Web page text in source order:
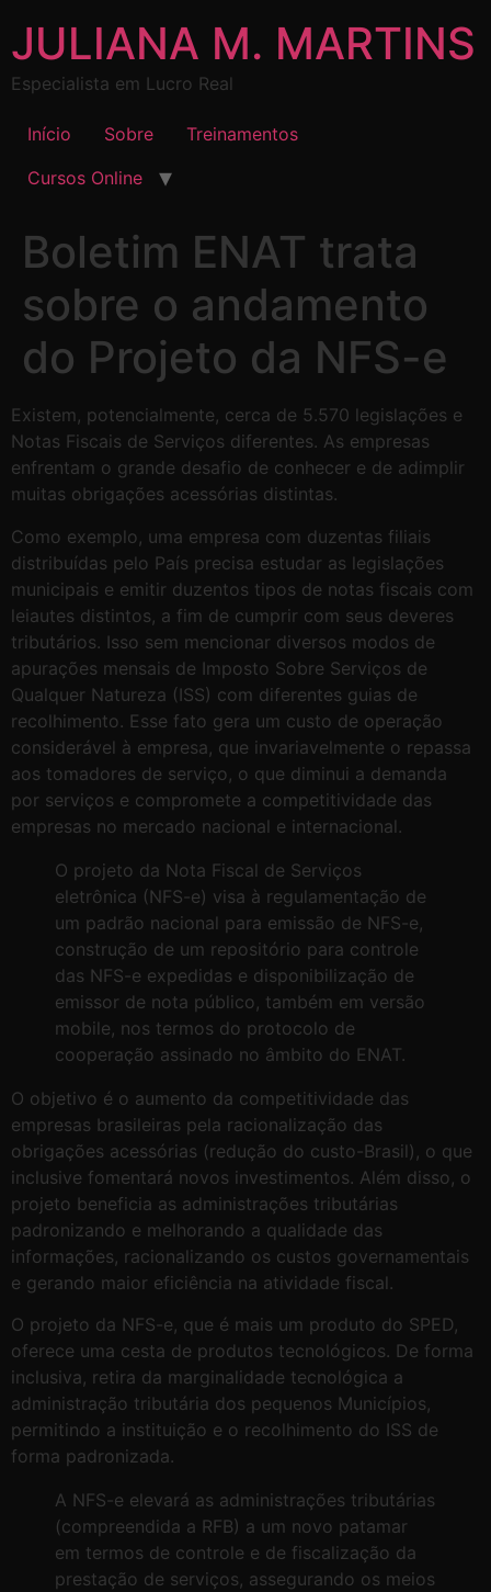
JULIANA M. MARTINS
Especialista em Lucro Real
Início Sobre
Treinamentos
Cursos Online
Boletim ENAT trata
sobre o andamento
do Projeto da NFS-e
Existem, potencialmente, cerca de 5.570 legislações e
Notas Fiscais de Serviços diferentes. As empresas
enfrentam o grande desafio de conhecer e de adimplir
muitas obrigações acessórias distintas.
Como exemplo, uma empresa com duzentas filiais
distribuídas pelo País precisa estudar as legislações
municipais e emitir duzentos tipos de notas fiscais com
leiautes distintos, a fim de cumprir com seus deveres
tributários. Isso sem mencionar diversos modos de
apurações mensais de Imposto Sobre Serviços de
Qualquer Natureza (ISS) com diferentes guias de
recolhimento. Esse fato gera um custo de operação
considerável à empresa, que invariavelmente o repassa
aos tomadores de serviço, o que diminui a demanda
por serviços e compromete a competitividade das
empresas no mercado nacional e internacional.
O projeto da Nota Fiscal de Serviços
eletrônica (NFS-e) visa à regulamentação de
um padrão nacional para emissão de NFS-e,
construção de um repositório para controle
das NFS-e expedidas e disponibilização de
emissor de nota público, também em versão
mobile, nos termos do protocolo de
cooperação assinado no âmbito do ENAT.
O objetivo é o aumento da competitividade das
empresas brasileiras pela racionalização das
obrigações acessórias (redução do custo-Brasil), o que
inclusive fomentará novos investimentos. Além disso, o
projeto beneficia as administrações tributárias
padronizando e melhorando a qualidade das
informações, racionalizando os custos governamentais
e gerando maior eficiência na atividade fiscal.
O projeto da NFS-e, que é mais um produto do SPED,
oferece uma cesta de produtos tecnológicos. De forma
inclusiva, retira da marginalidade tecnológica a
administração tributária dos pequenos Municípios,
permitindo a instituição e o recolhimento do ISS de
forma padronizada.
A NFS-e elevará as administrações tributárias
(compreendida a RFB) a um novo patamar
em termos de controle e de fiscalização da
prestação de serviços, assegurando os meios